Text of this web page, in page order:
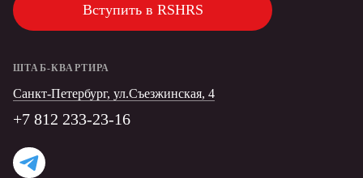
ШТАБ-КВАРТИРА
Санкт-Петербург, ул.Съезжинская, 4
+7 812 233-23-16
Вступить в RSHRS